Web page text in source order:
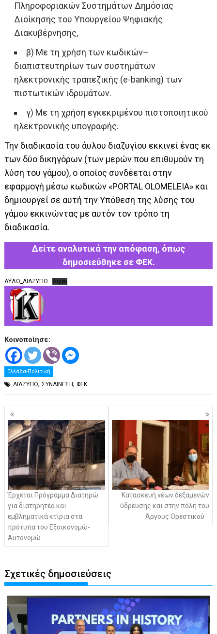
Πληροφοριακών Συστημάτων Δημόσιας
Διοίκησης του Υπουργείου Ψηφιακής
Διακυβέρνησης,
β) Με τη χρήση των κωδικών–
διαπιστευτηρίων των συστημάτων
ηλεκτρονικής τραπεζικής (e-banking) των
πιστωτικών ιδρυμάτων.
γ) Με τη χρήση εγκεκριμένου πιστοποιητικού
ηλεκτρονικής υπογραφής.
Την διαδικασία του άυλου διαζυγίου εκκινεί ένας εκ
των δύο δικηγόρων (των μερών που επιθυμούν τη
λύση του γάμου), ο οποίος συνδέεται στην
εφαρμογή μέσω κωδικών «PORTAL OLOMELEIA» και
δημιουργεί σε αυτή την Υπόθεση της λύσης του
γάμου εκκινώντας με αυτόν τον τρόπο τη
διαδικασία.
Δείτε αναλυτικά την απόφαση, όπως
δημοσιεύθηκε σε ΦΕΚ.
ΑΫΛΟ_ΔΙΑΖΥΓΙΟ Λήψη
.
Κοινοποίησε:
Ελλάδα-Πολιτική
ΔΙΑΖΥΓΙΟ,ΣΥΝΑΙΝΕΣΗ,ΦΕΚ
Πλοήγηση
άρθρων
Έρχεται Πρόγραμμα Διατηρώ
για διατηρητέα και
εμβληματικά κτίρια στα
πρότυπα του Εξοικονομώ-
Αυτονομώ
Κατασκευή νέων δεξαμενών
ύδρευσης και στην πόλη του
Άργους Ορεστικού
Σχετικές δημοσιεύσεις